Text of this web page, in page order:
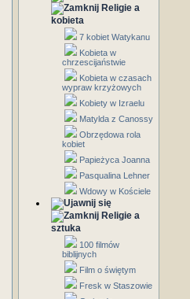
Religie a
kobieta
7 kobiet Watykanu
Kobieta w
chrzescijaństwie
Kobieta w czasach
wypraw krzyżowych
Kobiety w Izraelu
Matylda z Canossy
Obrzędowa rola
kobiet
Papieżyca Joanna
Pasqualina Lehner
Wdowy w Kościele
Religie a
sztuka
100 filmów
biblijnych
Film o świętym
Fresk w Staszowie